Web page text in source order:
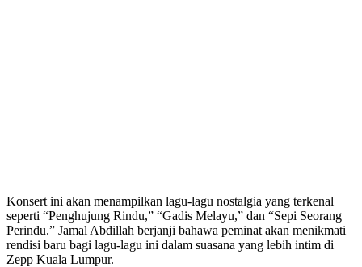
Konsert ini akan menampilkan lagu-lagu nostalgia yang terkenal
seperti “Penghujung Rindu,” “Gadis Melayu,” dan “Sepi Seorang
Perindu.” Jamal Abdillah berjanji bahawa peminat akan menikmati
rendisi baru bagi lagu-lagu ini dalam suasana yang lebih intim di
Zepp Kuala Lumpur.